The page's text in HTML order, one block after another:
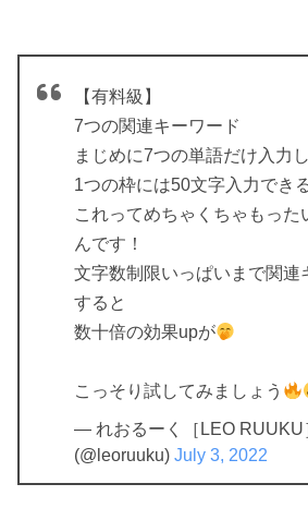
【有料級】
7つの関連キーワード
まじめに7つの単語だけ入力
1つの枠には50文字入力でき
これってめちゃくちゃもった
んです！
文字数制限いっぱいまで関連
すると
数十倍の効果upが
こっそり試してみましょう
— れおるーく［LEO RUUKU
(@leoruuku) July 3, 2022